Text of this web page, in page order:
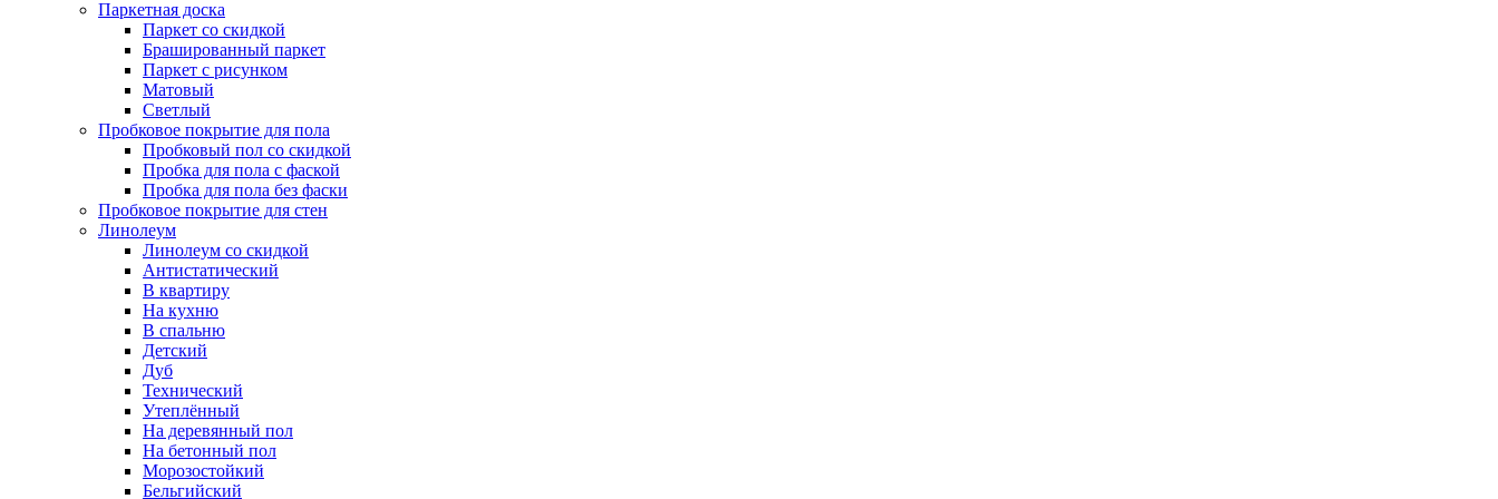
Паркетная доска
Паркет со скидкой
Брашированный паркет
Паркет с рисунком
Матовый
Светлый
Пробковое покрытие для пола
Пробковый пол со скидкой
Пробка для пола с фаской
Пробка для пола без фаски
Пробковое покрытие для стен
Линолеум
Линолеум со скидкой
Антистатический
В квартиру
На кухню
В спальню
Детский
Дуб
Технический
Утеплённый
На деревянный пол
На бетонный пол
Морозостойкий
Бельгийский